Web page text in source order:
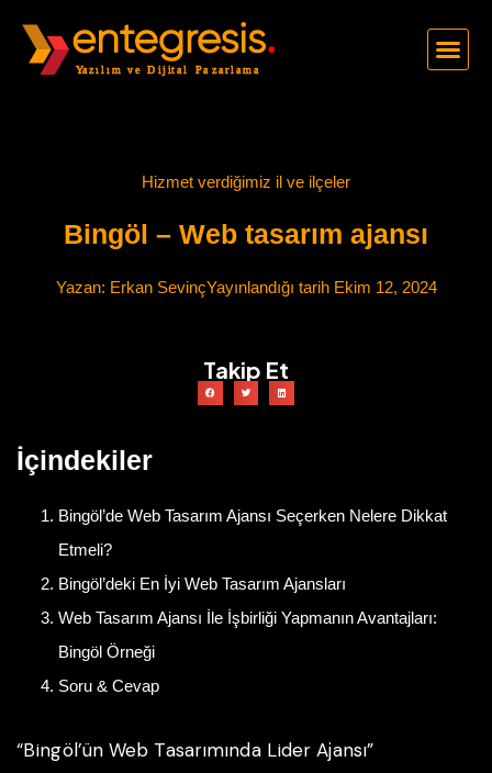
Hizmet verdiğimiz il ve ilçeler
Bingöl – Web tasarım ajansı
Yazan: Erkan SevinçYayınlandığı tarihEkim 12, 2024
Takip Et
İçindekiler
Bingöl’de Web Tasarım Ajansı Seçerken Nelere Dikkat
Etmeli?
Bingöl’deki En İyi Web Tasarım Ajansları
Web Tasarım Ajansı İle İşbirliği Yapmanın Avantajları:
Bingöl Örneği
Soru & Cevap
“Bingöl’ün Web Tasarımında Lider Ajansı”